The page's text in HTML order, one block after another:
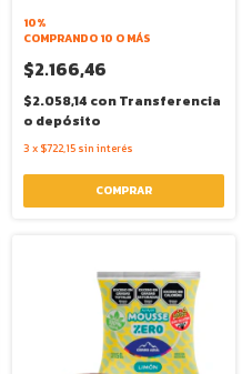
10%
COMPRANDO 10 O MÁS
$2.166,46
$2.058,14 conTransferencia
o depósito
3 x $722,15 sin interés